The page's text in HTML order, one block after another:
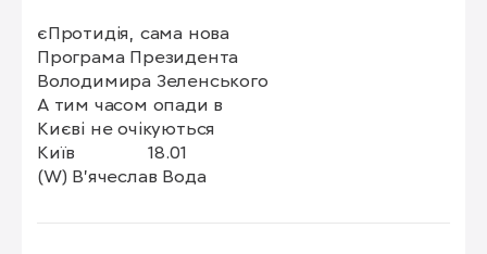
єПротидія, сама нова
Програма Президента
Володимира Зеленського
А тим часом опади в
Києві не очікуються
Київ              18.01
(W) В'ячеслав Вода